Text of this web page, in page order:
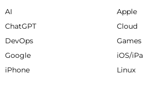
AI
Apple
ChatGPT
Cloud
DevOps
Games
Google
iOS/
iPhone
Linux